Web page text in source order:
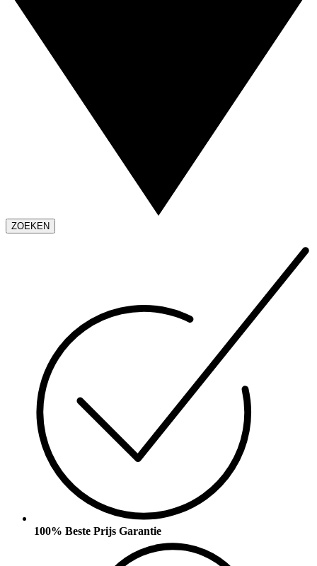
ZOEKEN
100% Beste Prijs Garantie